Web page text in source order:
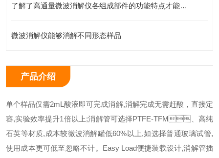
了解了高通量微波消解仪各组成部件的功能特点才能更好的使用它
微波消解仪能够消解不同形态样品
产品介绍
单个样品仅需2mL酸液即可完成消解,消解完成无需赶酸，直接定
容,实验效率提升1倍以上;消解管可选择PTFE-TFM、高纯
石英等材质,成本较微波消解罐低60%以上,如选择普通玻璃试管,
使用成本更可低至忽略不计。 Easy Load便捷装载设计,消解管插